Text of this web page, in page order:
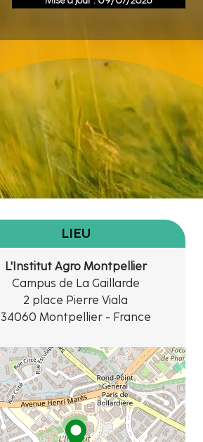
LIEU
L'Institut Agro Montpellier
Campus de La Gaillarde
2 place Pierre Viala
34060 Montpellier - France